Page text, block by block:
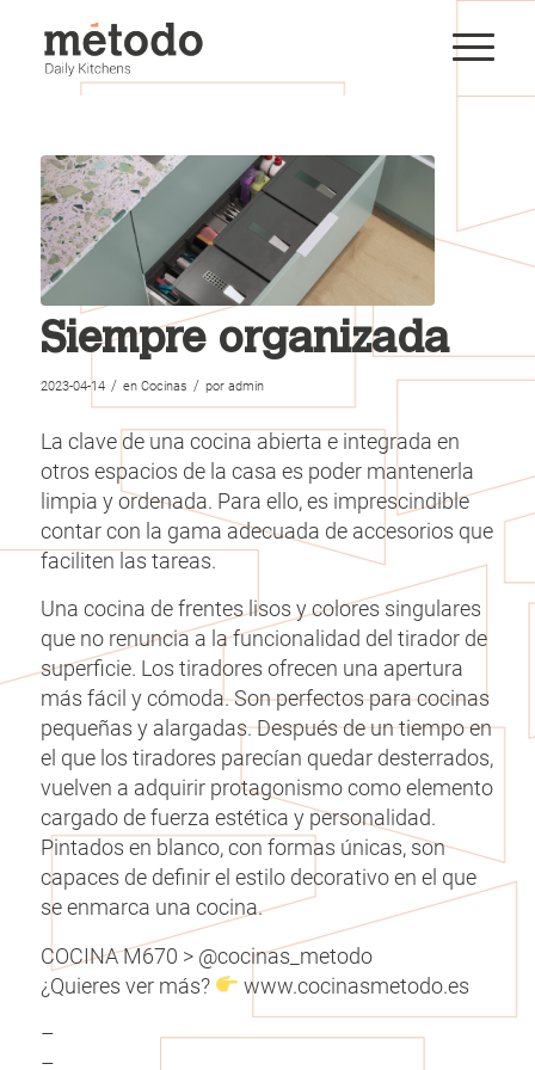
Siempre organizada
2023-04-14 / en Cocinas / por admin
La clave de una cocina abierta e integrada en
otros espacios de la casa es poder mantenerla
limpia y ordenada. Para ello, es imprescindible
contar con la gama adecuada de accesorios que
faciliten las tareas.
Una cocina de frentes lisos y colores singulares
que no renuncia a la funcionalidad del tirador de
superficie. Los tiradores ofrecen una apertura
más fácil y cómoda. Son perfectos para cocinas
pequeñas y alargadas. Después de un tiempo en
el que los tiradores parecían quedar desterrados,
vuelven a adquirir protagonismo como elemento
cargado de fuerza estética y personalidad.
Pintados en blanco, con formas únicas, son
capaces de definir el estilo decorativo en el que
se enmarca una cocina.
COCINA M670 > @cocinas_metodo
¿Quieres ver más?
www.cocinasmetodo.es
–
–